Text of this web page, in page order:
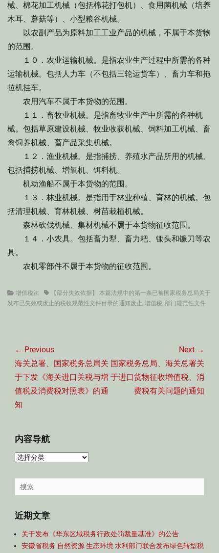
械、棉花加工机械（包括棉花打包机）、食用菌机械（培养
木耳、蘑菇等）、小型粮谷机械。
以农副产品为原料加工工业产品的机械，不属于本货物
的范围。
１０．农业运输机械。是指农业生产过程中所需的各种
运输机械。包括人力车（不包括三轮运货车）、畜力车和拖
拉机挂车。
农用汽车不属于本货物的范围。
１１．畜牧业机械。是指畜牧业生产中所需的各种机
械。包括草原建设机械、牧业收获机械、饲料加工机械、畜
禽饲养机械、畜产品采集机械。
１２．渔业机械。是指捕捞、养殖水产品所用的机械。
包括捕捞机械、增氧机、饵料机。
机动渔船不属于本货物的范围。
１３．林业机械。是指用于林业种植、育林的机械。包
括清理机械、育林机械、树苗栽植机械。
森林砍伐机械、集材机械不属于本货物征收范围。
１４．小农具。包括畜力犁、畜力耙、锄头和镰刀等农
具。
农机零部件不属于本货物的征收范围。
Categories
增值税法 Tags【部分失效依据】 本篇法规中的第一条已被国家税务总局关于
发布已失效或废止的税收规范性文件目录的通知废止 , 增值税, 部门规范性文件
章
导
航
← Previous
Previous
post:
海关总署、国家税务总局关
于下发《海关进口关税与增
值税及消费税对照表》的通
知
Next →
Next
post:
国家税务总局、海关总署关
于进口货物征收增值税、消
费税有关问题的通知
内容导航
内
导
航
Search
for:
近期文章
关于发布《华东区域税务行政处罚裁量基准》的公告
安徽省税务 自然资源 生态环境 水利部门联合发布绿色转型税